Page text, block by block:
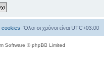
σ
Όλοι οι χρόνοι είναι UTC+03:00
cookies
Software © phpBB Limited